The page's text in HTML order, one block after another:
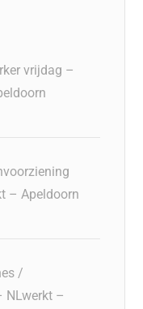
vrijdag –
– Apeldoorn
/
NLwerkt –